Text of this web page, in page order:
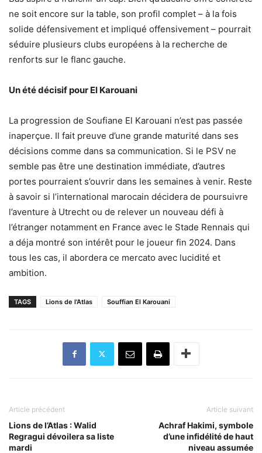
ne soit encore sur la table, son profil complet – à la fois
solide défensivement et impliqué offensivement – pourrait
séduire plusieurs clubs européens à la recherche de
renforts sur le flanc gauche.
Un été décisif pour El Karouani
La progression de Soufiane El Karouani n’est pas passée
inaperçue. Il fait preuve d’une grande maturité dans ses
décisions comme dans sa communication. Si le PSV ne
semble pas être une destination immédiate, d’autres
portes pourraient s’ouvrir dans les semaines à venir. Reste
à savoir si l’international marocain décidera de poursuivre
l’aventure à Utrecht ou de relever un nouveau défi à
l’étranger notamment en France avec le Stade Rennais qui
a déja montré son intérêt pour le joueur fin 2024. Dans
tous les cas, il abordera ce mercato avec lucidité et
ambition.
TAGS Lions de l'Atlas Souffian El Karouani
Article précédent
Lions de l’Atlas : Walid
Regragui dévoilera sa liste
mardi
Article suivant
Achraf Hakimi, symbole
d’une infidélité de haut
niveau assumée